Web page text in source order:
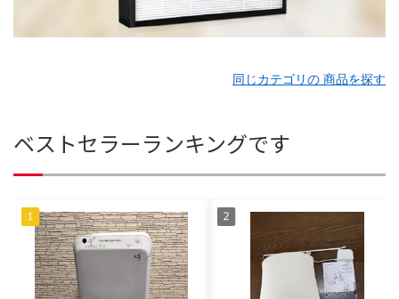
同じカテゴリの 商品を探す
ベストセラーランキングです